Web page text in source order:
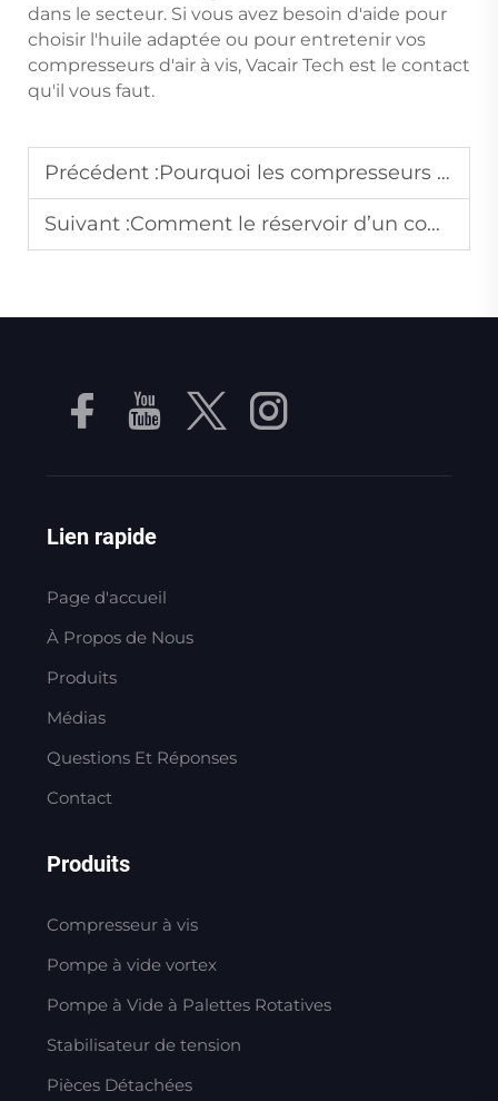
dans le secteur. Si vous avez besoin d'aide pour
choisir l'huile adaptée ou pour entretenir vos
compresseurs d'air à vis, Vacair Tech est le contact
qu'il vous faut.
Précédent :Pourquoi les compresseurs d'air nécessitent-ils des manomètres et comment les lire correctement ?
Suivant :Comment le réservoir d’un compresseur d’air à réservoir stabilise-t-il la pression de l’air en sortie ?
Lien rapide
Page d'accueil
À Propos de Nous
Produits
Médias
Questions Et Réponses
Contact
Produits
Compresseur à vis
Pompe à vide vortex
Pompe à Vide à Palettes Rotatives
Stabilisateur de tension
Pièces Détachées